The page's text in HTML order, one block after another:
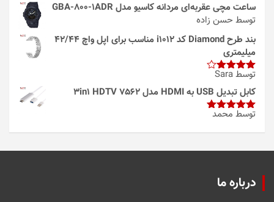
ساعت مچی عقربه‌ای مردانه کاسیو مدل GBA-800-1ADR
توسط حسن زاده
بند طرح Diamond کد i1012 مناسب برای اپل واچ 42/44
میلیمتری
امتیاز4
از 5
توسط Sara
کابل تبدیل USB به HDMI مدل 3in1 HDTV 7562
امتیاز5از
توسط محمد
درباره ما